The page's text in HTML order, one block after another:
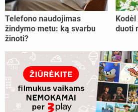
Telefono naudojimas
žindymo metu: ką svarbu
žinoti?
duoti